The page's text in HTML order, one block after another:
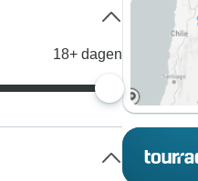
18+ dagen